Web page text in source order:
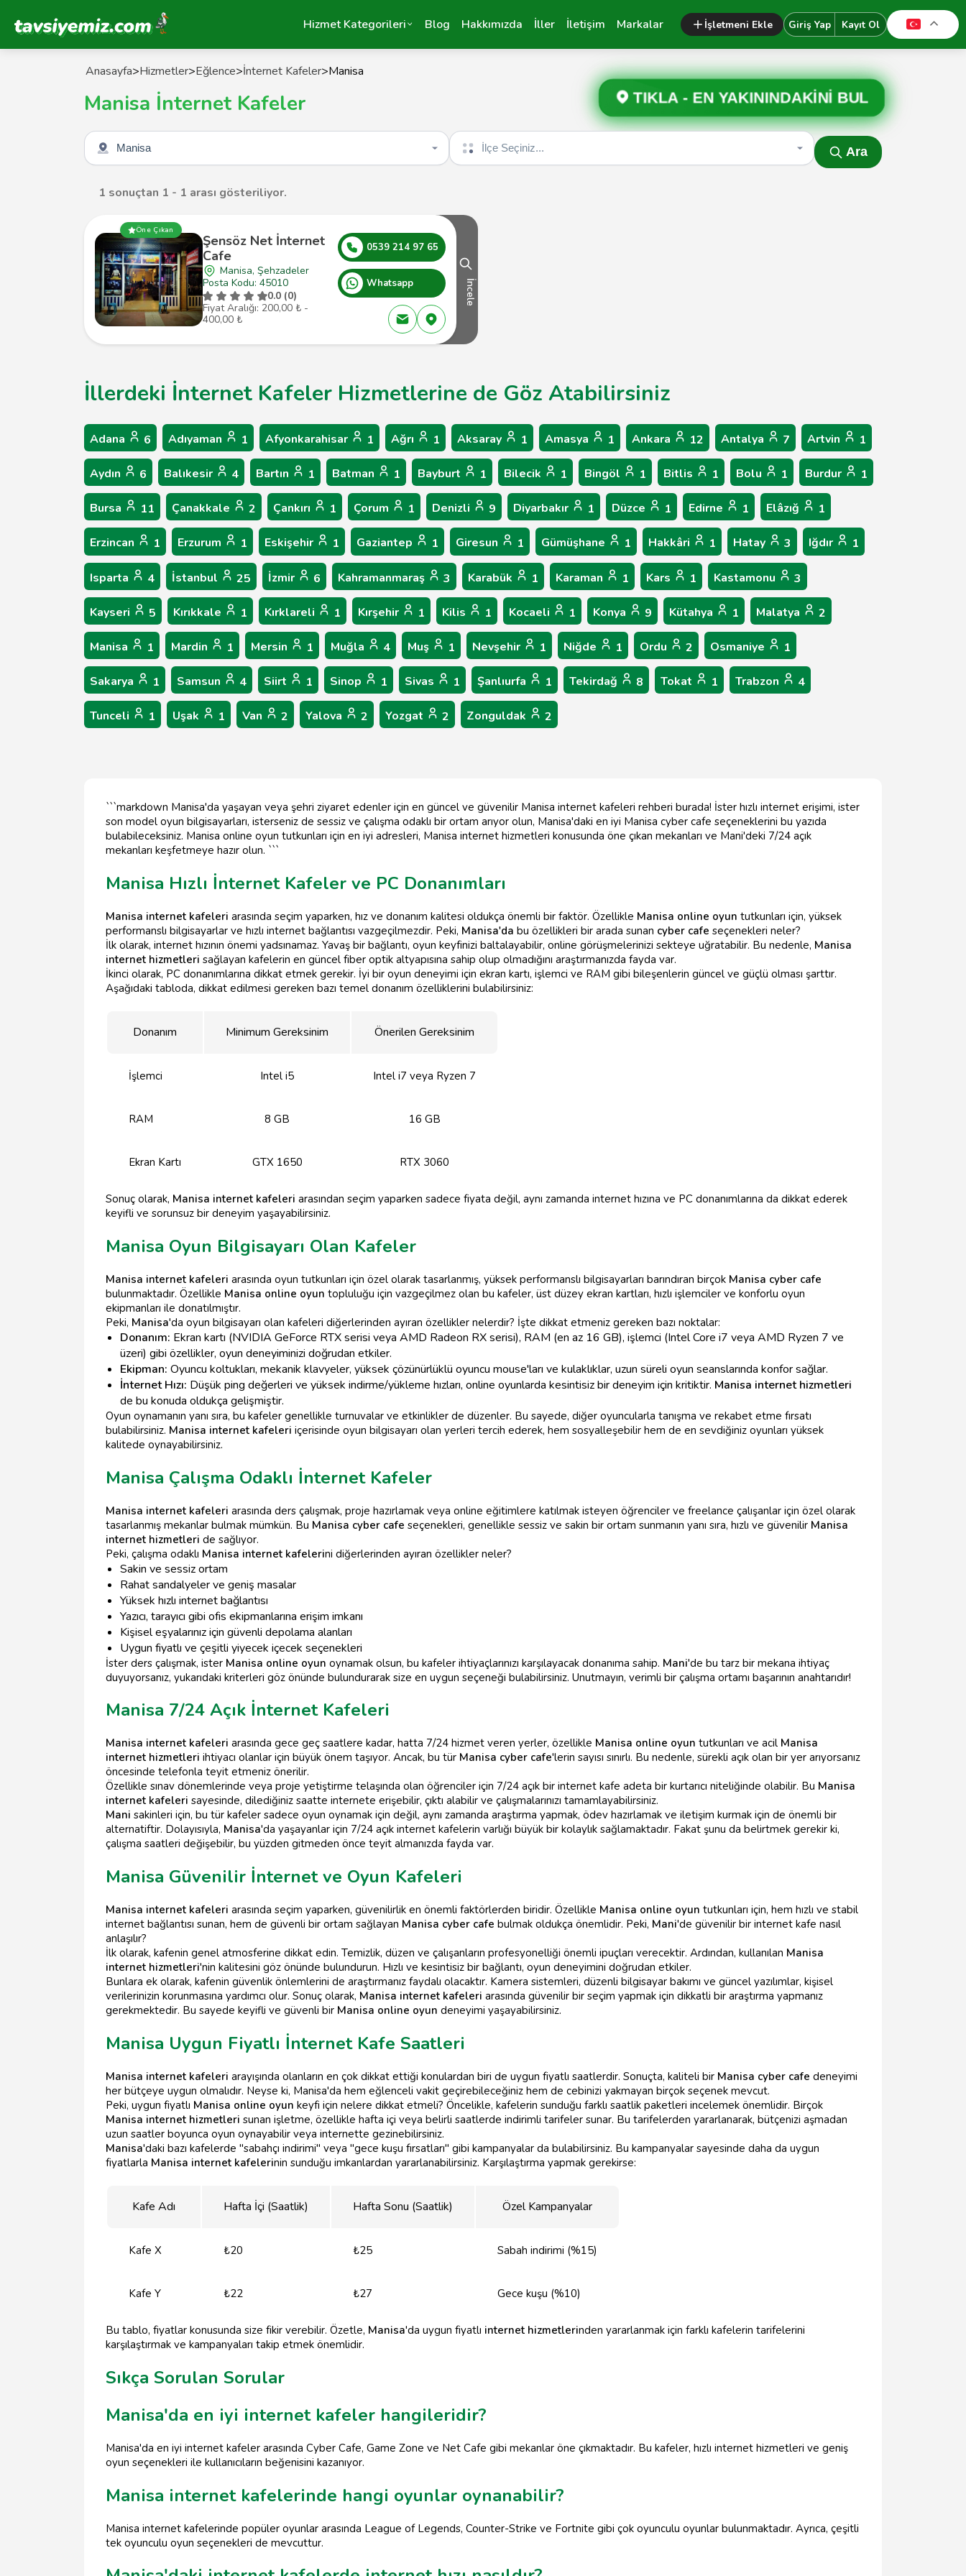
Tavsiyemiz Anasayfa Hizmet Kategorileri Blog Hakkımızda İller İletişim Markalar İşletmeni Ekle Giriş Yap Kayıt Ol
Anasayfa>Hizmetler>Eğlence>İnternet Kafeler>Manisa
Manisa İnternet Kafeler TIKLA -EN YAKININDAKİNİ BUL
Şehir seçin İlçe seçin
Ara
1 sonuçtan 1 - 1 arası gösteriliyor.
Öne Çıkan
Şensöz Net İnternet
Cafe
Manisa, Şehzadeler
Posta Kodu: 45010
0.0 (0)
Fiyat Aralığı: 200,00 ₺ -
400,00 ₺
0539 214 97 65
Whatsapp İncele
İllerdeki İnternet Kafeler Hizmetlerine de Göz Atabilirsiniz
Adana 6 Adıyaman 1 Afyonkarahisar 1 Ağrı 1 Aksaray 1 Amasya 1 Ankara 12 Antalya 7 Artvin 1
Aydın 6 Balıkesir 4 Bartın 1 Batman 1 Bayburt 1 Bilecik 1 Bingöl 1 Bitlis 1 Bolu 1 Burdur 1
Bursa 11 Çanakkale 2 Çankırı 1 Çorum 1 Denizli 9 Diyarbakır 1 Düzce 1 Edirne 1 Elâzığ 1
Erzincan 1 Erzurum 1 Eskişehir 1 Gaziantep 1 Giresun 1 Gümüşhane 1 Hakkâri 1 Hatay 3 Iğdır 1
Isparta 4 İstanbul 25 İzmir 6 Kahramanmaraş 3 Karabük 1 Karaman 1 Kars 1 Kastamonu 3
Kayseri 5 Kırıkkale 1 Kırklareli 1 Kırşehir 1 Kilis 1 Kocaeli 1 Konya 9 Kütahya 1 Malatya 2
Manisa 1 Mardin 1 Mersin 1 Muğla 4 Muş 1 Nevşehir 1 Niğde 1 Ordu 2 Osmaniye 1
Sakarya 1 Samsun 4 Siirt 1 Sinop 1 Sivas 1 Şanlıurfa 1 Tekirdağ 8 Tokat 1 Trabzon 4
Tunceli 1 Uşak 1 Van 2 Yalova 2 Yozgat 2 Zonguldak 2
```markdown Manisa'da yaşayan veya şehri ziyaret edenler için en güncel ve güvenilir Manisa internet kafeleri rehberi burada! İster hızlı internet erişimi, ister
son model oyun bilgisayarları, isterseniz de sessiz ve çalışma odaklı bir ortam arıyor olun, Manisa'daki en iyi Manisa cyber cafe seçeneklerini bu yazıda
bulabileceksiniz. Manisa online oyun tutkunları için en iyi adresleri, Manisa internet hizmetleri konusunda öne çıkan mekanları ve Mani'deki 7/24 açık
mekanları keşfetmeye hazır olun. ```
Manisa Hızlı İnternet Kafeler ve PC Donanımları
Manisa internet kafeleri arasında seçim yaparken, hız ve donanım kalitesi oldukça önemli bir faktör. Özellikle Manisa online oyun tutkunları için, yüksek
performanslı bilgisayarlar ve hızlı internet bağlantısı vazgeçilmezdir. Peki, Manisa'da bu özellikleri bir arada sunan cyber cafe seçenekleri neler?
İlk olarak, internet hızının önemi yadsınamaz. Yavaş bir bağlantı, oyun keyfinizi baltalayabilir, online görüşmelerinizi sekteye uğratabilir. Bu nedenle, Manisa
internet hizmetleri sağlayan kafelerin en güncel fiber optik altyapısına sahip olup olmadığını araştırmanızda fayda var.
İkinci olarak, PC donanımlarına dikkat etmek gerekir. İyi bir oyun deneyimi için ekran kartı, işlemci ve RAM gibi bileşenlerin güncel ve güçlü olması şarttır.
Aşağıdaki tabloda, dikkat edilmesi gereken bazı temel donanım özelliklerini bulabilirsiniz:
Donanım Minimum Gereksinim Önerilen Gereksinim
İşlemci Intel i5 Intel i7 veya Ryzen 7
RAM 8 GB 16 GB
Ekran Kartı GTX 1650 RTX 3060
Sonuç olarak, Manisa internet kafeleri arasından seçim yaparken sadece fiyata değil, aynı zamanda internet hızına ve PC donanımlarına da dikkat ederek
keyifli ve sorunsuz bir deneyim yaşayabilirsiniz.
Manisa Oyun Bilgisayarı Olan Kafeler
Manisa internet kafeleri arasında oyun tutkunları için özel olarak tasarlanmış, yüksek performanslı bilgisayarları barındıran birçok Manisa cyber cafe
bulunmaktadır. Özellikle Manisa online oyun topluluğu için vazgeçilmez olan bu kafeler, üst düzey ekran kartları, hızlı işlemciler ve konforlu oyun
ekipmanları ile donatılmıştır.
Peki, Manisa'da oyun bilgisayarı olan kafeleri diğerlerinden ayıran özellikler nelerdir? İşte dikkat etmeniz gereken bazı noktalar:
Donanım: Ekran kartı (NVIDIA GeForce RTX serisi veya AMD Radeon RX serisi), RAM (en az 16 GB), işlemci (Intel Core i7 veya AMD Ryzen 7 ve
üzeri) gibi özellikler, oyun deneyiminizi doğrudan etkiler.
Ekipman: Oyuncu koltukları, mekanik klavyeler, yüksek çözünürlüklü oyuncu mouse'ları ve kulaklıklar, uzun süreli oyun seanslarında konfor sağlar.
İnternet Hızı: Düşük ping değerleri ve yüksek indirme/yükleme hızları, online oyunlarda kesintisiz bir deneyim için kritiktir. Manisa internet hizmetleri
de bu konuda oldukça gelişmiştir.
Oyun oynamanın yanı sıra, bu kafeler genellikle turnuvalar ve etkinlikler de düzenler. Bu sayede, diğer oyuncularla tanışma ve rekabet etme fırsatı
bulabilirsiniz. Manisa internet kafeleri içerisinde oyun bilgisayarı olan yerleri tercih ederek, hem sosyalleşebilir hem de en sevdiğiniz oyunları yüksek
kalitede oynayabilirsiniz.
Manisa Çalışma Odaklı İnternet Kafeler
Manisa internet kafeleri arasında ders çalışmak, proje hazırlamak veya online eğitimlere katılmak isteyen öğrenciler ve freelance çalışanlar için özel olarak
tasarlanmış mekanlar bulmak mümkün. Bu Manisa cyber cafe seçenekleri, genellikle sessiz ve sakin bir ortam sunmanın yanı sıra, hızlı ve güvenilir Manisa
internet hizmetleri de sağlıyor.
Peki, çalışma odaklı Manisa internet kafelerini diğerlerinden ayıran özellikler neler?
Sakin ve sessiz ortam
Rahat sandalyeler ve geniş masalar
Yüksek hızlı internet bağlantısı
Yazıcı, tarayıcı gibi ofis ekipmanlarına erişim imkanı
Kişisel eşyalarınız için güvenli depolama alanları
Uygun fiyatlı ve çeşitli yiyecek içecek seçenekleri
İster ders çalışmak, ister Manisa online oyun oynamak olsun, bu kafeler ihtiyaçlarınızı karşılayacak donanıma sahip. Mani'de bu tarz bir mekana ihtiyaç
duyuyorsanız, yukarıdaki kriterleri göz önünde bulundurarak size en uygun seçeneği bulabilirsiniz. Unutmayın, verimli bir çalışma ortamı başarının anahtarıdır!
Manisa 7/24 Açık İnternet Kafeleri
Manisa internet kafeleri arasında gece geç saatlere kadar, hatta 7/24 hizmet veren yerler, özellikle Manisa online oyun tutkunları ve acil Manisa
internet hizmetleri ihtiyacı olanlar için büyük önem taşıyor. Ancak, bu tür Manisa cyber cafe'lerin sayısı sınırlı. Bu nedenle, sürekli açık olan bir yer arıyorsanız
öncesinde telefonla teyit etmeniz önerilir.
Özellikle sınav dönemlerinde veya proje yetiştirme telaşında olan öğrenciler için 7/24 açık bir internet kafe adeta bir kurtarıcı niteliğinde olabilir. Bu Manisa
internet kafeleri sayesinde, dilediğiniz saatte internete erişebilir, çıktı alabilir ve çalışmalarınızı tamamlayabilirsiniz.
Mani sakinleri için, bu tür kafeler sadece oyun oynamak için değil, aynı zamanda araştırma yapmak, ödev hazırlamak ve iletişim kurmak için de önemli bir
alternatiftir. Dolayısıyla, Manisa'da yaşayanlar için 7/24 açık internet kafelerin varlığı büyük bir kolaylık sağlamaktadır. Fakat şunu da belirtmek gerekir ki,
çalışma saatleri değişebilir, bu yüzden gitmeden önce teyit almanızda fayda var.
Manisa Güvenilir İnternet ve Oyun Kafeleri
Manisa internet kafeleri arasında seçim yaparken, güvenilirlik en önemli faktörlerden biridir. Özellikle Manisa online oyun tutkunları için, hem hızlı ve stabil
internet bağlantısı sunan, hem de güvenli bir ortam sağlayan Manisa cyber cafe bulmak oldukça önemlidir. Peki, Mani'de güvenilir bir internet kafe nasıl
anlaşılır?
İlk olarak, kafenin genel atmosferine dikkat edin. Temizlik, düzen ve çalışanların profesyonelliği önemli ipuçları verecektir. Ardından, kullanılan Manisa
internet hizmetleri'nin kalitesini göz önünde bulundurun. Hızlı ve kesintisiz bir bağlantı, oyun deneyimini doğrudan etkiler.
Bunlara ek olarak, kafenin güvenlik önlemlerini de araştırmanız faydalı olacaktır. Kamera sistemleri, düzenli bilgisayar bakımı ve güncel yazılımlar, kişisel
verilerinizin korunmasına yardımcı olur. Sonuç olarak, Manisa internet kafeleri arasında güvenilir bir seçim yapmak için dikkatli bir araştırma yapmanız
gerekmektedir. Bu sayede keyifli ve güvenli bir Manisa online oyun deneyimi yaşayabilirsiniz.
Manisa Uygun Fiyatlı İnternet Kafe Saatleri
Manisa internet kafeleri arayışında olanların en çok dikkat ettiği konulardan biri de uygun fiyatlı saatlerdir. Sonuçta, kaliteli bir Manisa cyber cafe deneyimi
her bütçeye uygun olmalıdır. Neyse ki, Manisa'da hem eğlenceli vakit geçirebileceğiniz hem de cebinizi yakmayan birçok seçenek mevcut.
Peki, uygun fiyatlı Manisa online oyun keyfi için nelere dikkat etmeli? Öncelikle, kafelerin sunduğu farklı saatlik paketleri incelemek önemlidir. Birçok
Manisa internet hizmetleri sunan işletme, özellikle hafta içi veya belirli saatlerde indirimli tarifeler sunar. Bu tarifelerden yararlanarak, bütçenizi aşmadan
uzun saatler boyunca oyun oynayabilir veya internette gezinebilirsiniz.
Manisa'daki bazı kafelerde "sabahçı indirimi" veya "gece kuşu fırsatları" gibi kampanyalar da bulabilirsiniz. Bu kampanyalar sayesinde daha da uygun
fiyatlarla Manisa internet kafelerinin sunduğu imkanlardan yararlanabilirsiniz. Karşılaştırma yapmak gerekirse:
Kafe Adı Hafta İçi (Saatlik) Hafta Sonu (Saatlik) Özel Kampanyalar
Kafe X ₺20 ₺25 Sabah indirimi (%15)
Kafe Y ₺22 ₺27 Gece kuşu (%10)
Bu tablo, fiyatlar konusunda size fikir verebilir. Özetle, Manisa'da uygun fiyatlı internet hizmetlerinden yararlanmak için farklı kafelerin tarifelerini
karşılaştırmak ve kampanyaları takip etmek önemlidir.
Sıkça Sorulan Sorular
Manisa'da en iyi internet kafeler hangileridir?
Manisa'da en iyi internet kafeler arasında Cyber Cafe, Game Zone ve Net Cafe gibi mekanlar öne çıkmaktadır. Bu kafeler, hızlı internet hizmetleri ve geniş
oyun seçenekleri ile kullanıcıların beğenisini kazanıyor.
Manisa internet kafelerinde hangi oyunlar oynanabilir?
Manisa internet kafelerinde popüler oyunlar arasında League of Legends, Counter-Strike ve Fortnite gibi çok oyunculu oyunlar bulunmaktadır. Ayrıca, çeşitli
tek oyunculu oyun seçenekleri de mevcuttur.